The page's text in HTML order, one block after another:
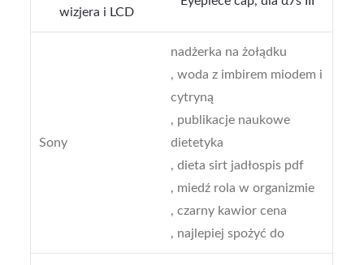
wizjera i LCD
Sony
nadżerka na żołądku
, woda z imbirem miodem i
cytryną
, publikacje naukowe
dietetyka
, dieta sirt jadłospis pdf
, miedź rola w organizmie
, czarny kawior cena
, najlepiej spożyć do